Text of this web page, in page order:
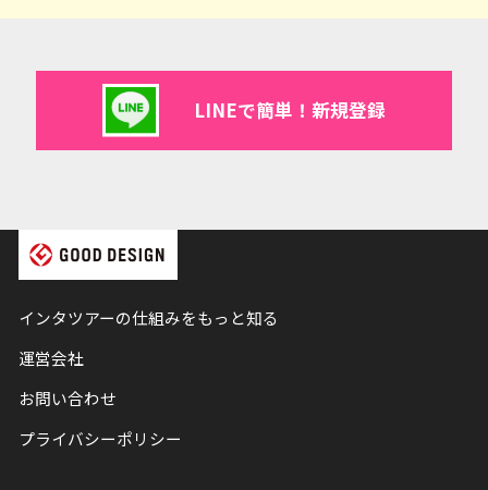
LINEで簡単！新規登録
インタツアーの仕組みをもっと知る
運営会社
お問い合わせ
プライバシーポリシー